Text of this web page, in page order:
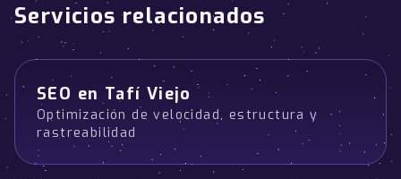
Servicios relacionados
SEO en Tafí Viejo
Optimización de velocidad, estructura y
rastreabilidad